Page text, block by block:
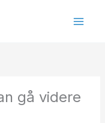
gå videre